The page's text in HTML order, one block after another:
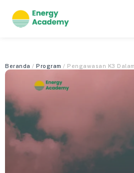
Beranda / Program / Pengawasan K3